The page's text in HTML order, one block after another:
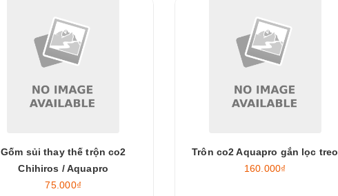
Gốm sủi thay thế trộn co2
Chihiros / Aquapro
75.000₫
Trôn co2 Aquapro gắn lọc treo
160.000₫